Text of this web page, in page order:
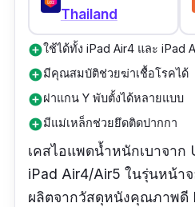
iPadPro 2020 รุ่น11
วัสดุฝาปกหลัง:พลาสติกแข็
TPU| วัสดุฝาด้านใน:บุด้ว
การรับประกัน:รับประกัน 2 ปี
รีวิวจากผู้ใช้จริง: “สีสวยมา
ดีมากๆ”
Thailand
add_circleใช้ได้ทั้ง iPad Air4 และ iPad
add_circleมีคุณสมบัติช่วยฆ่าเชื้อโรคได้
add_circleฝาแกน Y พับตั้งได้หลายแบบ
add_circleมีแม่เหล็กช่วยยึดติดปากกา
เคสไอแพดน้ำหนักเบาจาก
iPad Air4/Air5 ในรุ่นหน้า
ผลิตจากวัสดุหนังคุณภาพดี